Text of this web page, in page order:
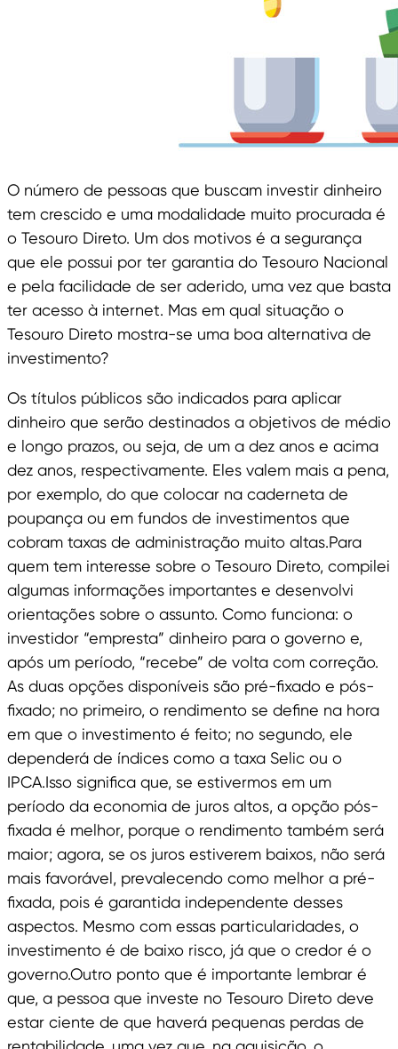
O número de pessoas que buscam investir dinheiro
tem crescido e uma modalidade muito procurada é
o Tesouro Direto. Um dos motivos é a segurança
que ele possui por ter garantia do Tesouro Nacional
e pela facilidade de ser aderido, uma vez que basta
ter acesso à internet. Mas em qual situação o
Tesouro Direto mostra-se uma boa alternativa de
investimento?
Os títulos públicos são indicados para aplicar
dinheiro que serão destinados a objetivos de médio
e longo prazos, ou seja, de um a dez anos e acima
dez anos, respectivamente. Eles valem mais a pena,
por exemplo, do que colocar na caderneta de
poupança ou em fundos de investimentos que
cobram taxas de administração muito altas.Para
quem tem interesse sobre o Tesouro Direto, compilei
algumas informações importantes e desenvolvi
orientações sobre o assunto. Como funciona: o
investidor “empresta” dinheiro para o governo e,
após um período, “recebe” de volta com correção.
As duas opções disponíveis são pré-fixado e pós-
fixado; no primeiro, o rendimento se define na hora
em que o investimento é feito; no segundo, ele
dependerá de índices como a taxa Selic ou o
IPCA.Isso significa que, se estivermos em um
período da economia de juros altos, a opção pós-
fixada é melhor, porque o rendimento também será
maior; agora, se os juros estiverem baixos, não será
mais favorável, prevalecendo como melhor a pré-
fixada, pois é garantida independente desses
aspectos. Mesmo com essas particularidades, o
investimento é de baixo risco, já que o credor é o
governo.Outro ponto que é importante lembrar é
que, a pessoa que investe no Tesouro Direto deve
estar ciente de que haverá pequenas perdas de